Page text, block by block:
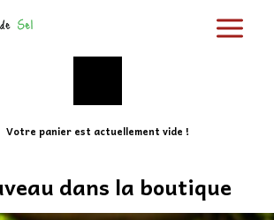
Votre panier est actuellement vide !
dans la boutique